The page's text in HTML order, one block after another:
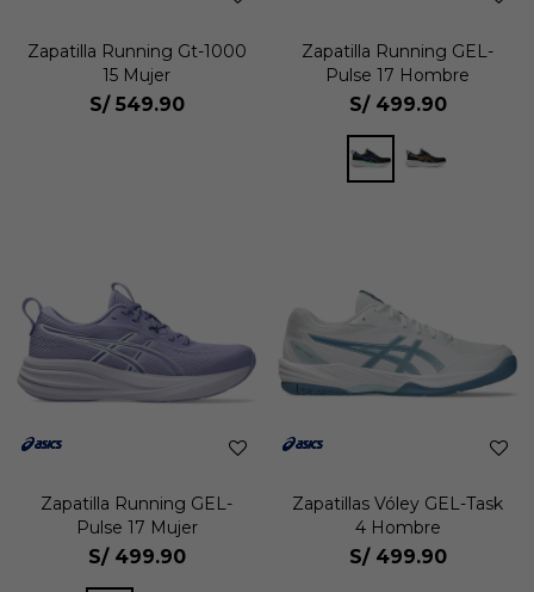
Zapatilla Running Gt-1000
15 Mujer
S/ 549.90
Zapatilla Running GEL-
Pulse 17 Hombre
S/ 499.90
Zapatilla Running GEL-
Pulse 17 Mujer
S/ 499.90
Zapatillas Vóley GEL-Task
4 Hombre
S/ 499.90